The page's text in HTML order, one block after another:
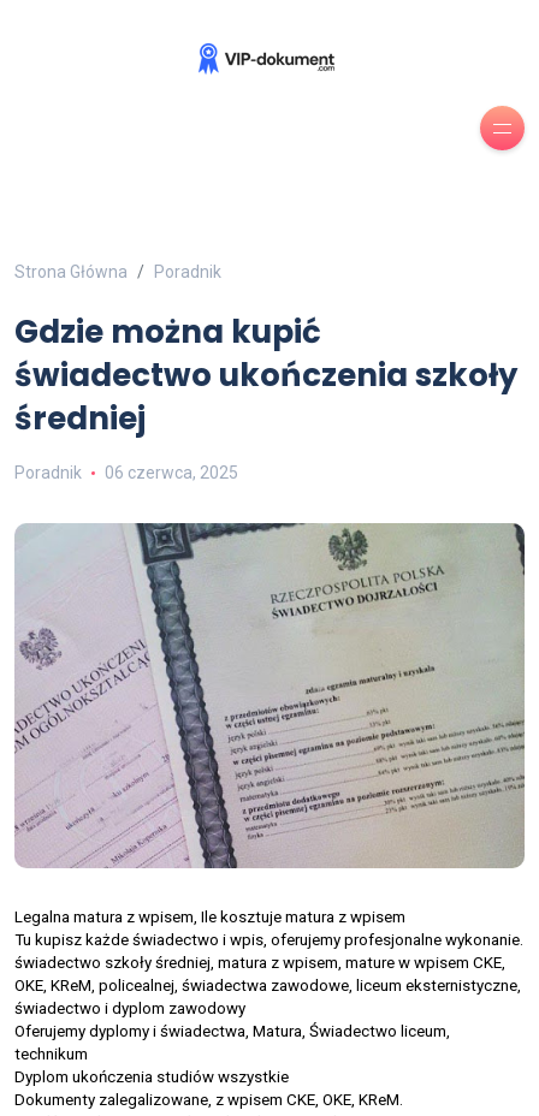
Strona Główna Poradnik
Gdzie można kupić
świadectwo ukończenia szkoły
średniej
Poradnik 06 czerwca, 2025
Legalna matura z wpisem, Ile kosztuje matura z wpisem
Tu kupisz każde świadectwo i wpis, oferujemy profesjonalne wykonanie.
świadectwo szkoły średniej, matura z wpisem, mature w wpisem CKE,
OKE, KReM, policealnej, świadectwa zawodowe, liceum eksternistyczne,
świadectwo i dyplom zawodowy
Oferujemy dyplomy i świadectwa, Matura, Świadectwo liceum,
technikum
Dyplom ukończenia studiów wszystkie
Dokumenty zalegalizowane, z wpisem CKE, OKE, KReM.